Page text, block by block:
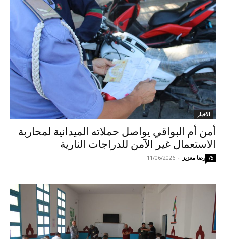
الأخبار
أمن أم البواقي يواصل حملاته الميدانية لمحاربة
الاستعمال غير الآمن للدراجات النارية
رضا معزيز -
11/06/2026 75